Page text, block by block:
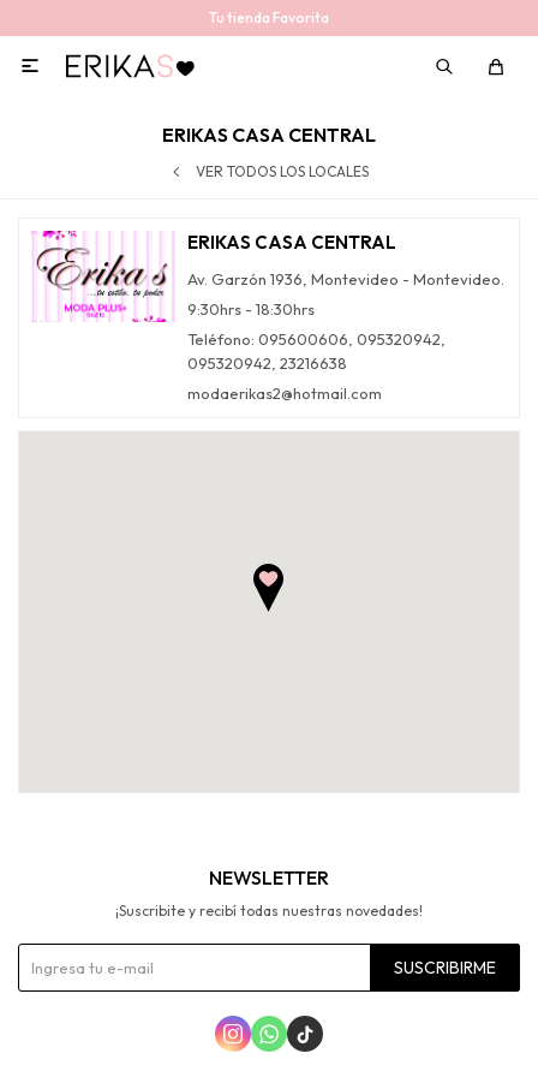
Tu tienda Favorita

ERIKAS CASA CENTRAL
VER TODOS LOS LOCALES
ERIKAS CASA CENTRAL
Av. Garzón 1936, Montevideo - Montevideo.
9:30hrs - 18:30hrs
Teléfono: 095600606, 095320942,
095320942, 23216638
modaerikas2@hotmail.com
NEWSLETTER
¡Suscribite y recibí todas nuestras novedades!
SUSCRIBIRME
  